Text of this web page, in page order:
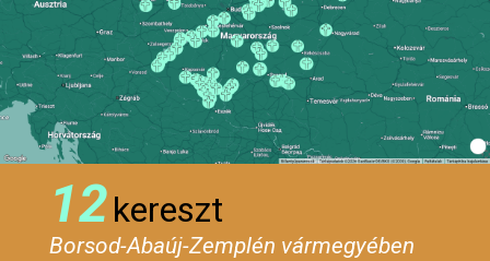
12kereszt
Borsod-Abaúj-Zemplén vármegyében